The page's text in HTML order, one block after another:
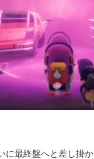
に最終盤へと差し掛